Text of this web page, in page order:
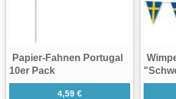
Papier-Fahnen Portugal
10er Pack
4,59 €